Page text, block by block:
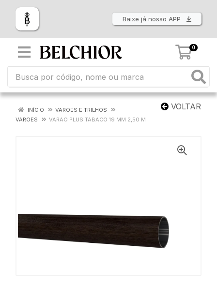
Baixe já nosso APP
0
VOLTAR
INÍCIO
VAROES E TRILHOS
VAROES
VARAO PLUS TABACO 19 MM 2,50 M